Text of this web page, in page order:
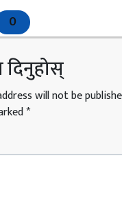
0
दिनुहोस्
will not be
*